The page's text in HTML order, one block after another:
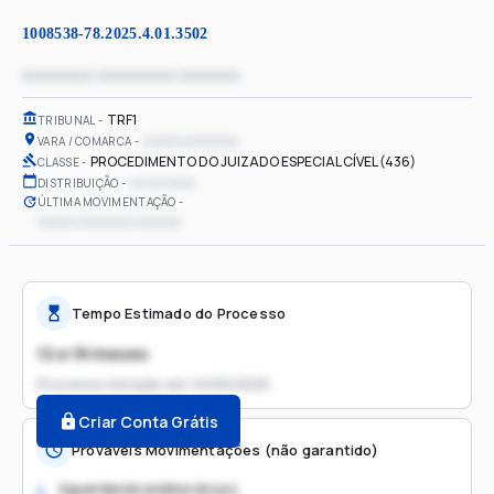
1008538-78.2025.4.01.3502
TRIBUNAL TRF1
VARA / COMARCA
CLASSE PROCEDIMENTO DO JUIZADO ESPECIAL CÍVEL (436)
DISTRIBUIÇÃO
ÚLTIMA MOVIMENTAÇÃO
Tempo Estimado do Processo
12 a 18 meses
Processo iniciado em
Criar Conta Grátis
Prováveis Movimentações (não garantido)
Aguardando análise do juiz